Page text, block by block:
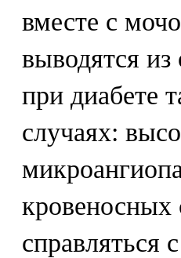
вместе с
выводятся
при диабете
случаях:
кровеносных